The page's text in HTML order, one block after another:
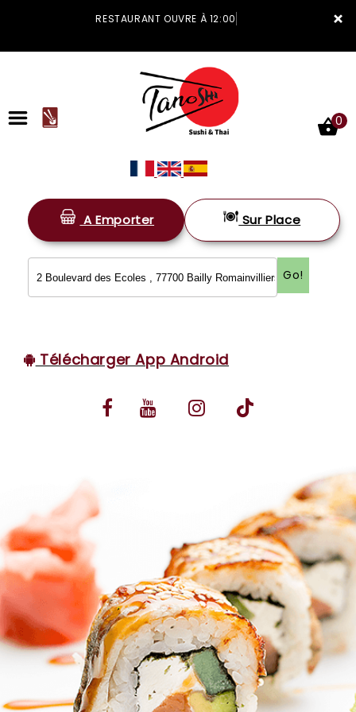
×
RESTAURANT OUVRE À 12:00
ACCUEIL
LA CARTE
VOS AVIS
MENTIONS LÉGALES
0
A Emporter Sur Place
Go!
Télécharger App Android